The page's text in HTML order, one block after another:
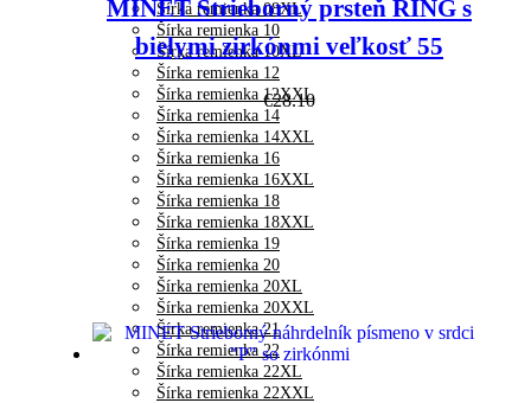
Šírka remienka 08XL
Šírka remienka 10
Šírka remienka 10XL
Šírka remienka 12
Šírka remienka 12XXL
Šírka remienka 14
Šírka remienka 14XXL
Šírka remienka 16
Šírka remienka 16XXL
Šírka remienka 18
Šírka remienka 18XXL
Šírka remienka 19
Šírka remienka 20
Šírka remienka 20XL
Šírka remienka 20XXL
Šírka remienka 21
Šírka remienka 22
Šírka remienka 22XL
Šírka remienka 22XXL
MINET Strieborný prsteň RING s
bielymi zirkónmi veľkosť 55
€28.10